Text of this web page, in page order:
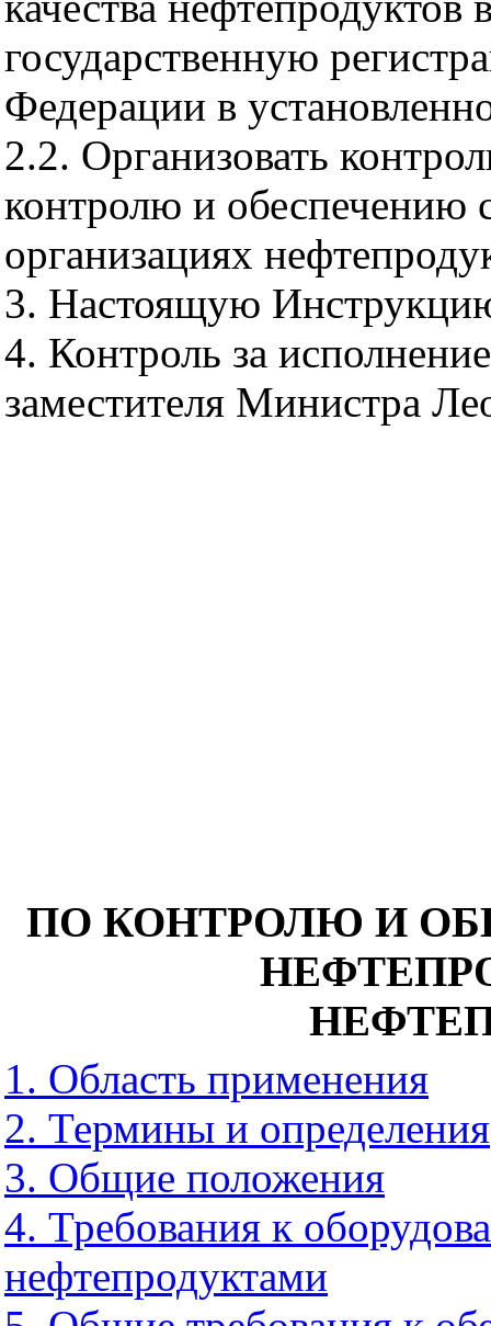
государственную
Федерации в
2.2. Организовать
контролю и обеспечению
организациях
3. Настоящую
4. Контроль за
заместителя Министра
ПО КОНТРОЛЮ И
1. Область применения
2. Термины и определения
3. Общие положения
4. Требования к
нефтепродуктами